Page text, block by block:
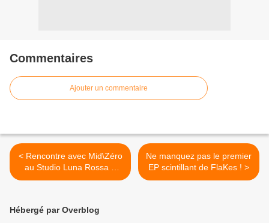
Commentaires
Ajouter un commentaire
< Rencontre avec Mid\Zéro
au Studio Luna Rossa à
l’occasion de la parution de
Ne manquez pas le premier
EP scintillant de FlaKes ! >
Hébergé par Overblog